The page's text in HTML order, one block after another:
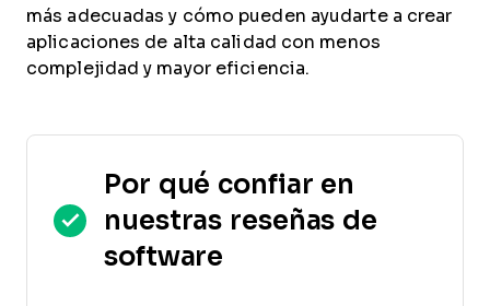
más adecuadas y cómo pueden ayudarte a crear
aplicaciones de alta calidad con menos
complejidad y mayor eficiencia.
Por qué confiar en
nuestras reseñas de
software